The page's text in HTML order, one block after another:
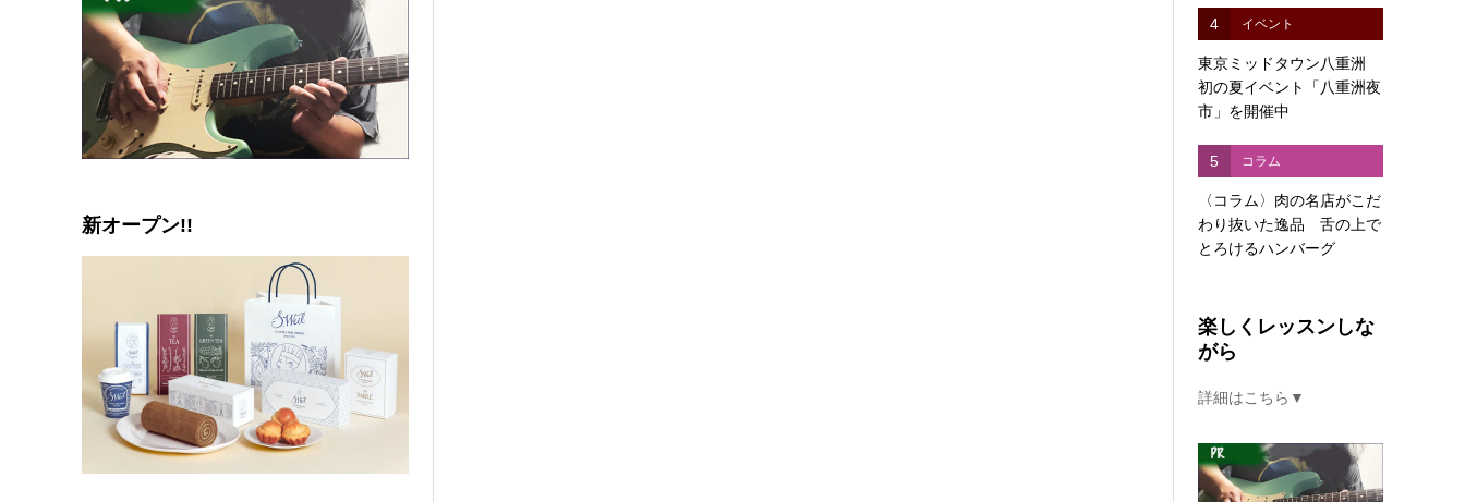
4 イベント
東京ミッドタウン八重洲
初の夏イベント「八重洲夜
市」を開催中
5 コラム
〈コラム〉肉の名店がこだ
わり抜いた逸品 舌の上で
とろけるハンバーグ
楽しくレッスンしな
がら
詳細はこちら▼
新オープン!!